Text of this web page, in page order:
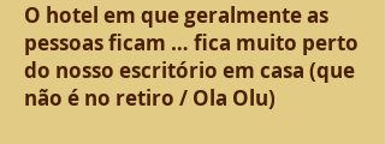
O hotel em que geralmente as
pessoas ficam … fica muito perto
do nosso escritório em casa (que
não é no retiro / Ola Olu)